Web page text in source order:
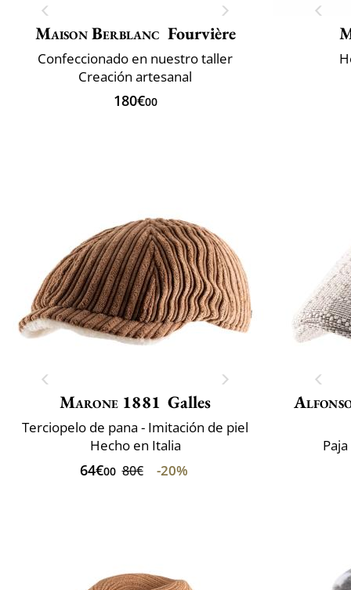
Maison Berblanc Fourvière
Confeccionado en nuestro taller
Creación artesanal
180€00
Marone 1881 Galles
Terciopelo de pana - Imitación de piel
Hecho en Italia
64€00 80€ -20%